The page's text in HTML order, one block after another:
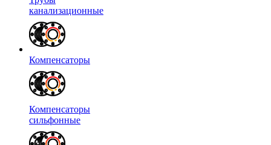
канализационные
Компенсаторы
Компенсаторы
сильфонные